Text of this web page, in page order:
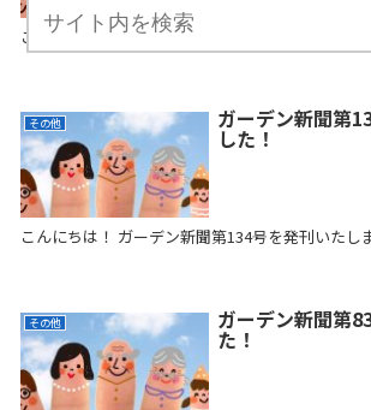
こんにちは！ ガーデン新聞第122号を発刊いたし
その他 ガーデン新聞第
した！
こんにちは！ ガーデン新聞第134号を発刊いたし
その他 ガーデン新聞第
た！